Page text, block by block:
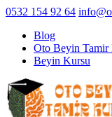
0532 154 92 64
Blog
Oto Beyin Tamir
Beyin Kursu